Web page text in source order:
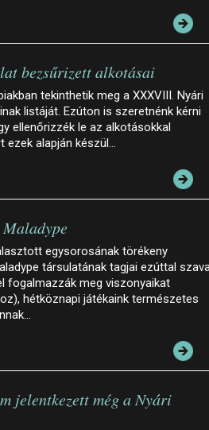
bezsűrizett alkotásai
tekinthetik meg a XXXVIII. Nyári
listáját. Ezúton is szeretnénk kérni
ellenőrizzék le az alkotásokkal
ezek alapján készül…
egysorosának törékeny
társulatának tagjai ezúttal
fogalmazzák meg viszonyaikat
hétköznapi játékaink természetes
jelentkezett még a Nyári